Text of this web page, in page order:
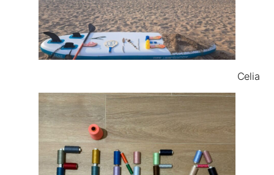
Celia